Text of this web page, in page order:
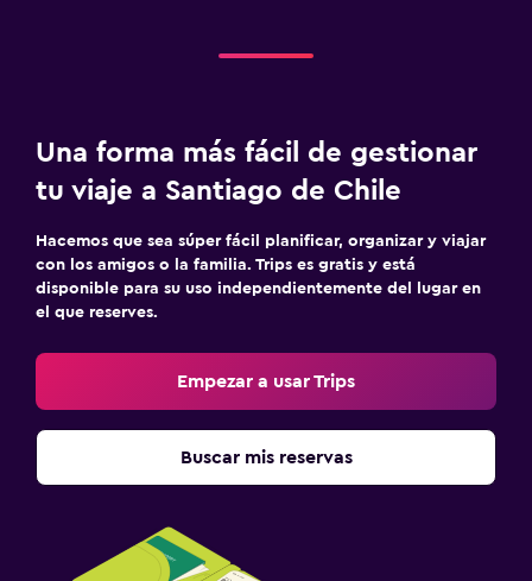
Ideal para familias
Cuna/cama nido disponibles
Una forma más fácil de gestionar
tu viaje a Santiago de Chile
Hacemos que sea súper fácil planificar, organizar y viajar
con los amigos o la familia. Trips es gratis y está
disponible para su uso independientemente del lugar en
el que reserves.
Empezar a usar Trips
Buscar mis reservas